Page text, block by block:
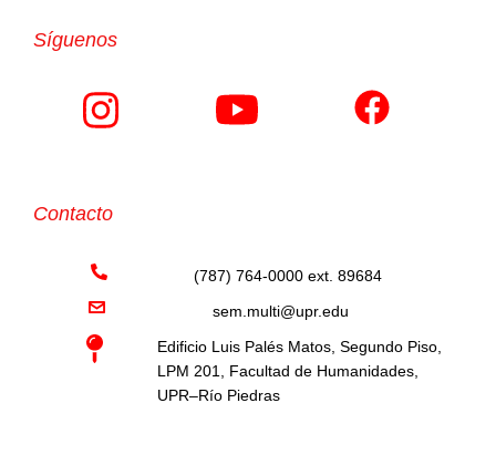
Síguenos
Contacto
(787) 764-0000 ext. 89684
sem.multi@upr.edu
Edificio Luis Palés Matos, Segundo Piso,
LPM 201, Facultad de Humanidades,
UPR–Río Piedras